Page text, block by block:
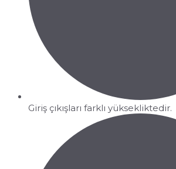
Giriş çıkışları farklı yüksekliktedir.